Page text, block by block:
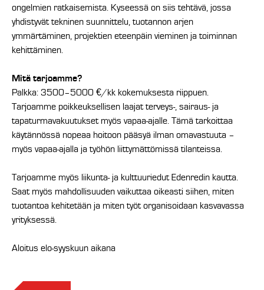
ongelmien ratkaisemista. Kyseessä on siis tehtävä, jossa
yhdistyvät tekninen suunnittelu, tuotannon arjen
ymmärtäminen, projektien eteenpäin vieminen ja toiminnan
kehittäminen.
Mitä tarjoamme?
Palkka: 3500–5000 €/kk kokemuksesta riippuen.
Tarjoamme poikkeuksellisen laajat terveys-, sairaus- ja
tapaturmavakuutukset myös vapaa-ajalle. Tämä tarkoittaa
käytännössä nopeaa hoitoon pääsyä ilman omavastuuta –
myös vapaa-ajalla ja työhön liittymättömissä tilanteissa.
Tarjoamme myös liikunta- ja kulttuuriedut Edenredin kautta.
Saat myös mahdollisuuden vaikuttaa oikeasti siihen, miten
tuotantoa kehitetään ja miten työt organisoidaan kasvavassa
yrityksessä.
Aloitus elo-syyskuun aikana